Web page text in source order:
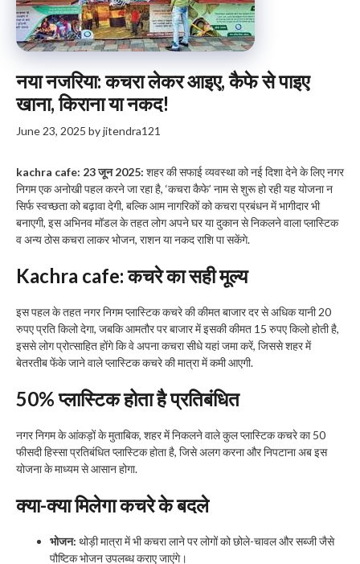
नया नजरिया: कचरा लेकर आइए, कैफे से पाइए
खाना, किराना या नकद!
June 23, 2025 byjitendra121
kachra cafe: 23 जून 2025: शहर की सफाई व्यवस्था को नई दिशा देने के लिए नगर
निगम एक अनोखी पहल करने जा रहा है, ‘कचरा कैफे’ नाम से शुरू हो रही यह योजना न
सिर्फ स्वच्छता को बढ़ावा देगी, बल्कि आम नागरिकों को कचरा प्रबंधन में भागीदार भी
बनाएगी, इस अभिनव मॉडल के तहत लोग अपने घर या दुकान से निकलने वाला प्लास्टिक
व अन्य ठोस कचरा लाकर भोजन, राशन या नकद राशि पा सकेंगे.
Kachra cafe: कचरे का सही मूल्य
इस पहल के तहत नगर निगम प्लास्टिक कचरे की कीमत बाजार दर से अधिक यानी 20
रुपए प्रति किलो देगा, जबकि आमतौर पर बाजार में इसकी कीमत 15 रुपए किलो होती है,
इससे लोग प्रोत्साहित होंगे कि वे अपना कचरा सीधे यहां जमा करें, जिससे शहर में
बेतरतीब फेंके जाने वाले प्लास्टिक कचरे की मात्रा में कमी आएगी.
50%प्लास्टिक होता है प्रतिबंधित
नगर निगम के आंकड़ों के मुताबिक, शहर में निकलने वाले कुल प्लास्टिक कचरे का 50
फीसदी हिस्सा प्रतिबंधित प्लास्टिक होता है, जिसे अलग करना और निपटाना अब इस
योजना के माध्यम से आसान होगा.
क्या-क्या मिलेगा कचरे के बदले
भोजन: थोड़ी मात्रा में भी कचरा लाने पर लोगों को छोले-चावल और सब्जी जैसे
पौष्टिक भोजन उपलब्ध कराए जाएंगे।